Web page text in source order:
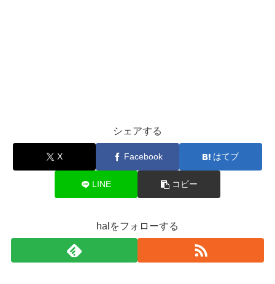
シェアする
X Facebook はてブ
LINE コピー
halをフォローする